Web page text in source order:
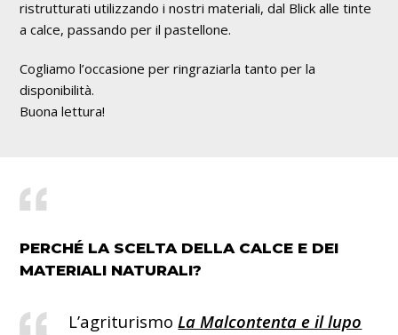
ristrutturati utilizzando i nostri materiali, dal Blick alle tinte
a calce, passando per il pastellone.
Cogliamo l’occasione per ringraziarla tanto per la
disponibilità.
Buona lettura!
PERCHÉ LA SCELTA DELLA CALCE E DEI
MATERIALI NATURALI?
L’agriturismoLa Malcontenta e il lupo